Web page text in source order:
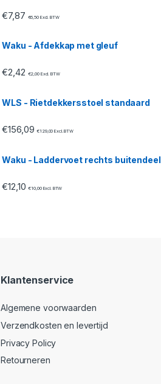
€7,87 €6,50Excl. BTW
Waku - Afdekkap met gleuf
€2,42 €2,00Excl. BTW
WLS - Rietdekkersstoel standaard
€156,09 €129,00 Excl. BTW
Waku - Laddervoet rechts buitendeel
€12,10 €10,00Excl. BTW
Klantenservice
Algemene voorwaarden
Verzendkosten en levertijd
Privacy Policy
Retourneren